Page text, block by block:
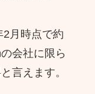
2月時点で約
会社に限ら
言えます。